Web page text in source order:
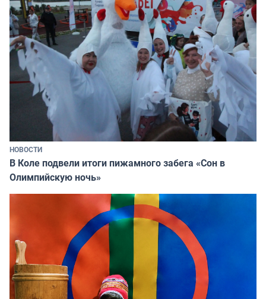
НОВОСТИ
В Коле подвели итоги пижамного забега «Сон в
Олимпийскую ночь»